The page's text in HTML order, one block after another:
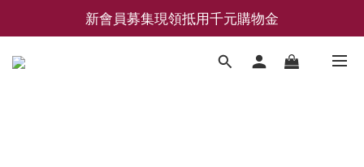
新會員募集現領抵用千元購物金
新會員募集現領抵用千元購物金
LEMAIRE 經典可頌包 NEW ARRIVAL